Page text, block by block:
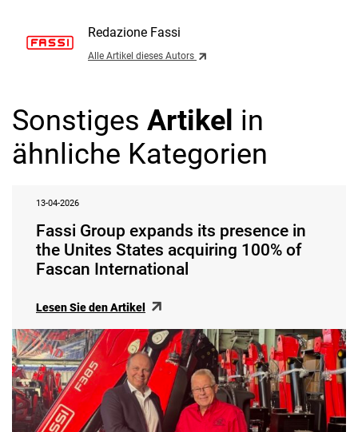
Redazione Fassi
Alle Artikel dieses Autors
Sonstiges Artikel in
ähnliche Kategorien
13-04-2026
Fassi Group expands its presence in
the Unites States acquiring 100% of
Fascan International
Lesen Sie den Artikel